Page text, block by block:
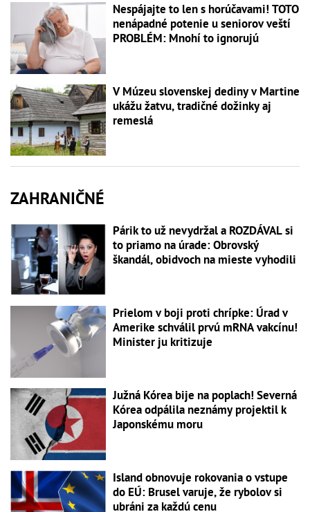
Nespájajte to len s horúčavami! TOTO
nenápadné potenie u seniorov veští
PROBLÉM: Mnohí to ignorujú
V Múzeu slovenskej dediny v Martine
ukážu žatvu, tradičné dožinky aj
remeslá
ZAHRANIČNÉ
Párik to už nevydržal a ROZDÁVAL si
to priamo na úrade: Obrovský
škandál, obidvoch na mieste vyhodili
Prielom v boji proti chrípke: Úrad v
Amerike schválil prvú mRNA vakcínu!
Minister ju kritizuje
Južná Kórea bije na poplach! Severná
Kórea odpálila neznámy projektil k
Japonskému moru
Island obnovuje rokovania o vstupe
do EÚ: Brusel varuje, že rybolov si
ubráni za každú cenu